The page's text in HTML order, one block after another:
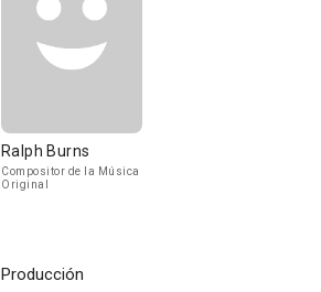
Ralph Burns
Compositor de la Música
Original
Producción